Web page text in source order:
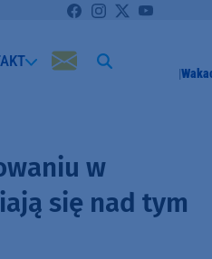
w
się nad tym